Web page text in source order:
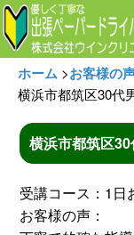
ホーム
プログラム
ホーム >お客様の
横浜市都筑区30代
横浜市都筑区
受講コース：1日
お客様の声：